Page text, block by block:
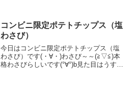
コンビニ限定ポテトチップス（塩
わさび）
今日はコンビニ限定ポテトチップス（塩
わさび）です(・∀・)わさび～～(≧▽≦)本
格わさびらしいです(°∀°)b見た目はうす塩